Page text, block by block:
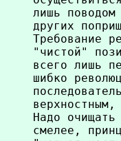
лишь
других
Требование
"чистой"
всего лишь
шибко
Надо
смелее,